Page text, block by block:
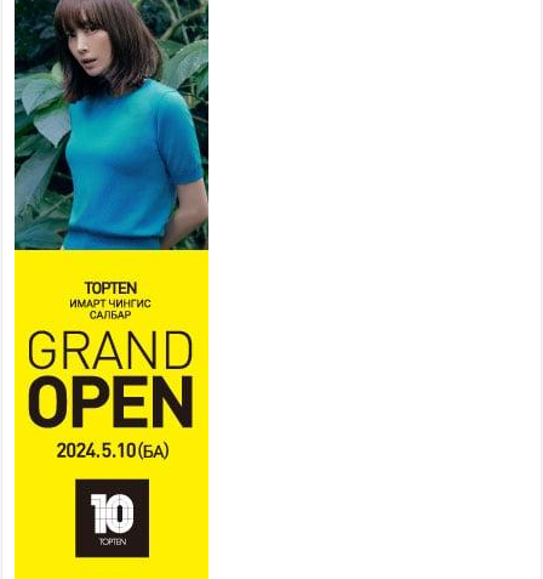
сэргийлж, холбогдох
байгууллагууд өндөржүүлсэн
бэлэн байдалд ажиллаж байна
2026 оны 7 сар 15 / 13 цаг 06 минут
Монгол адууны үнэ цэнийг
дэлхийд сурталчлах “Дэлхийн
адууны өдөр”-т 15000 морьтон
оролцож байна
2026 оны 7 сар 15 / 11 цаг 51 минут
Шагайн харвааны насанд хүрэгчдийн багийн
шилдгүүд шалгарав
2026 оны 7 сар 15 / 11 цаг 45 минут
Үндэсний их баяр наадмын сур харвааны
шагналыг нийслэлийн Засаг дарга бөгөөд
Улаанбаатар хотын Захирагч Б.Пүрэвдагва
гардууллаа
2026 оны 7 сар 15 / 11 цаг 41 минут
Нийслэлийн Эрүүл мэндийн газраас 45 баг
иргэдэд тусламж, үйлчилгээ үзүүлж байна
2026 оны 7 сар 15 / 11 цаг 30 минут